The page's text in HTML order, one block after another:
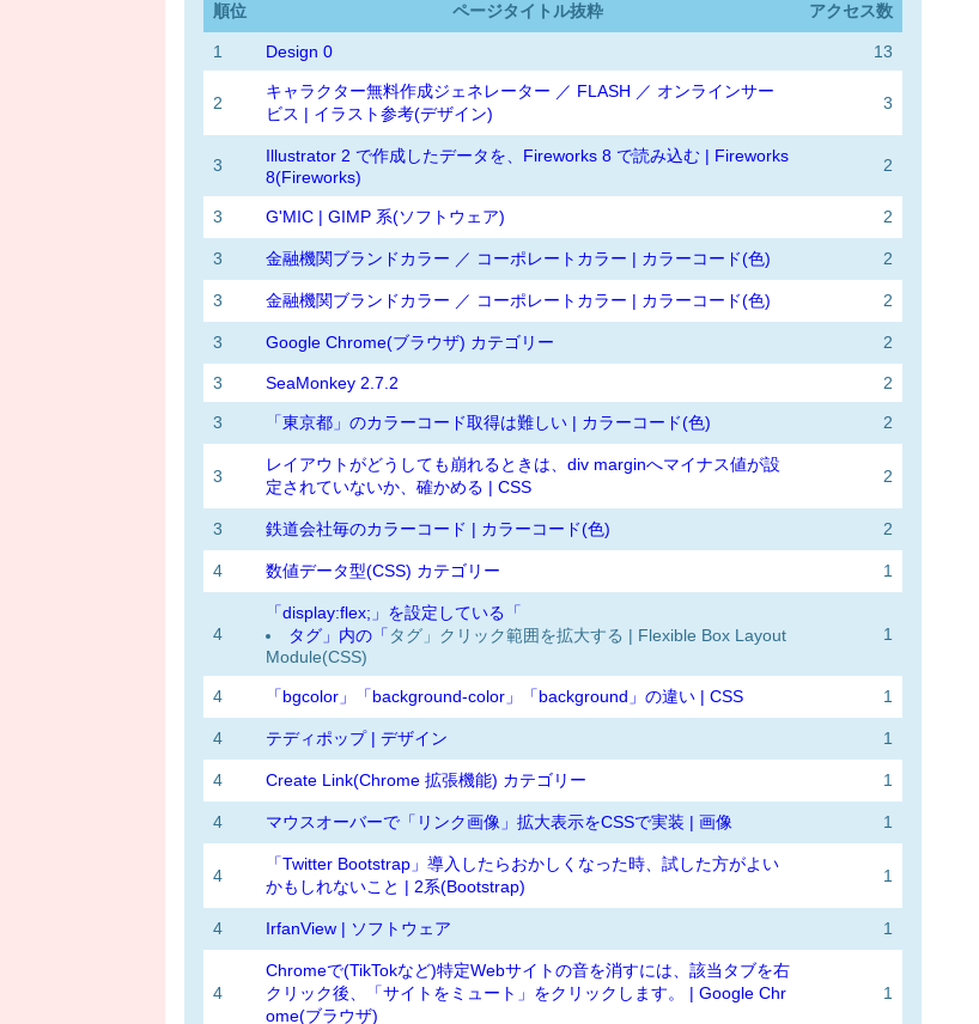
順位 ページタイトル抜粋 アクセス数
1 Design 0 13
2
キャラクター無料作成ジェネレーター ／ FLASH ／ オンラインサー
ビス | イラスト参考(デザイン)
3
3
Illustrator 2 で作成したデータを、Fireworks 8 で読み込む | Fireworks
8(Fireworks)
2
3 G'MIC | GIMP 系(ソフトウェア) 2
3 金融機関ブランドカラー ／ コーポレートカラー | カラーコード(色) 2
3 金融機関ブランドカラー ／ コーポレートカラー | カラーコード(色) 2
3 Google Chrome(ブラウザ) カテゴリー 2
3 SeaMonkey 2.7.2 2
3 「東京都」のカラーコード取得は難しい | カラーコード(色) 2
3
レイアウトがどうしても崩れるときは、div marginへマイナス値が設
定されていないか、確かめる | CSS
2
3 鉄道会社毎のカラーコード | カラーコード(色) 2
4 数値データ型(CSS) カテゴリー 1
4
「display:flex;」を設定している「
タグ」内の「 タグ」クリック範囲を拡大する | Flexible Box Layout
Module(CSS)
1
4 「bgcolor」「background-color」「background」の違い | CSS 1
4 テディポップ | デザイン 1
4 Create Link(Chrome 拡張機能) カテゴリー 1
4 マウスオーバーで「リンク画像」拡大表示をCSSで実装 | 画像 1
4
「Twitter Bootstrap」導入したらおかしくなった時、試した方がよい
かもしれないこと | 2系(Bootstrap)
1
4 IrfanView | ソフトウェア 1
4
Chromeで(TikTokなど)特定Webサイトの音を消すには、該当タブを右
クリック後、「サイトをミュート」をクリックします。 | Google Chr
ome(ブラウザ)
1